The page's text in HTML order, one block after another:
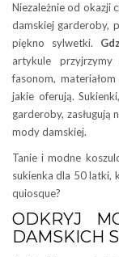
Niezależnie od okazji
damskiej garderoby,
piękno sylwetki.
artykule
fasonom,
jakie oferują.
garderoby, zasługują
mody damskiej.
Tanie i modne
sukienka dla 50 latki,
quiosque?
ODKRYJ
DAMSKICH